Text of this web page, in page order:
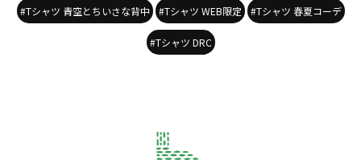
#Tシャツ 青空とちいさな背中 #Tシャツ WEB限定 #Tシャツ 春夏コーデ
#Tシャツ DRC